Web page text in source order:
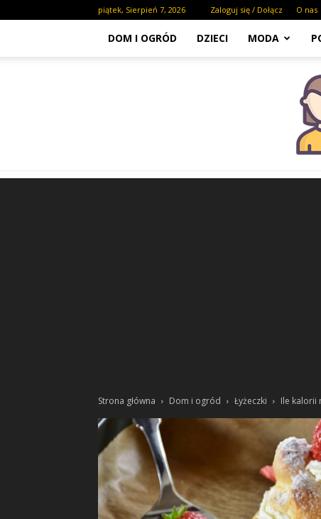
piątek, Sierpień 7, 2026 Zaloguj się / Dołącz O nas
DOM I OGRÓD DZIECI MODA
Strona główna Dom i ogród Łyżeczki Ile kalorii